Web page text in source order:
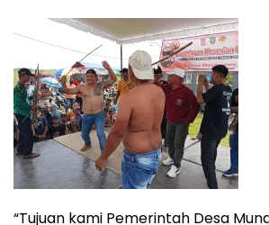
“Tujuan kami Pemerintah Desa